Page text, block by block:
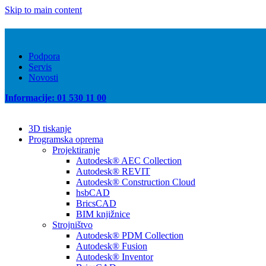
Skip to main content
Podpora
Servis
Novosti
Informacije: 01 530 11 00
3D tiskanje
Programska oprema
Projektiranje
Autodesk® AEC Collection
Autodesk® REVIT
Autodesk® Construction Cloud
hsbCAD
BricsCAD
BIM knjižnice
Strojništvo
Autodesk® PDM Collection
Autodesk® Fusion
Autodesk® Inventor